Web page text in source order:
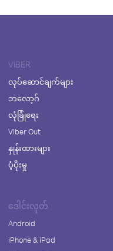
VIBER
လုပ်ဆောင်ချက်များ
ဘလော့ဂ်
လုံခြုံရေး
Viber Out
နှုန်းထားများ
ပံ့ပိုးမှု
ဒေါင်းလုတ်
Android
iPhone & iPad